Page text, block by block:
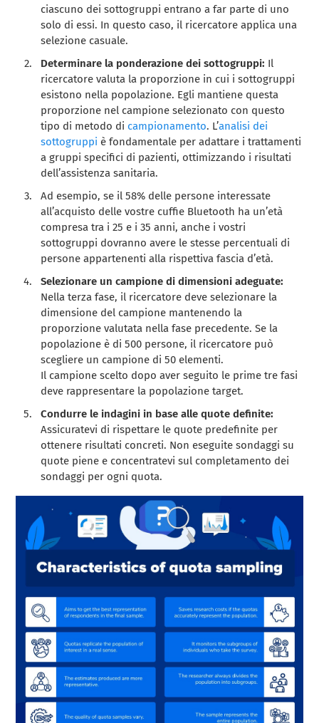
ciascuno dei sottogruppi entrano a far parte di uno
solo di essi. In questo caso, il ricercatore applica una
selezione casuale.
Determinare la ponderazione dei sottogruppi: Il
ricercatore valuta la proporzione in cui i sottogruppi
esistono nella popolazione. Egli mantiene questa
proporzione nel campione selezionato con questo
tipo di metodo di campionamento. L’analisi dei
sottogruppi è fondamentale per adattare i trattamenti
a gruppi specifici di pazienti, ottimizzando i risultati
dell’assistenza sanitaria.
Ad esempio, se il 58% delle persone interessate
all’acquisto delle vostre cuffie Bluetooth ha un’età
compresa tra i 25 e i 35 anni, anche i vostri
sottogruppi dovranno avere le stesse percentuali di
persone appartenenti alla rispettiva fascia d’età.
Selezionare un campione di dimensioni adeguate:
Nella terza fase, il ricercatore deve selezionare la
dimensione del campione mantenendo la
proporzione valutata nella fase precedente. Se la
popolazione è di 500 persone, il ricercatore può
scegliere un campione di 50 elementi.
Il campione scelto dopo aver seguito le prime tre fasi
deve rappresentare la popolazione target.
Condurre le indagini in base alle quote definite:
Assicuratevi di rispettare le quote predefinite per
ottenere risultati concreti. Non eseguite sondaggi su
quote piene e concentratevi sul completamento dei
sondaggi per ogni quota.